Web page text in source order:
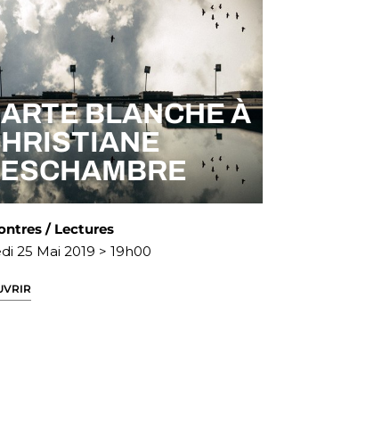
BLANCHE À
/ Lectures
25 Mai 2019 > 19h00